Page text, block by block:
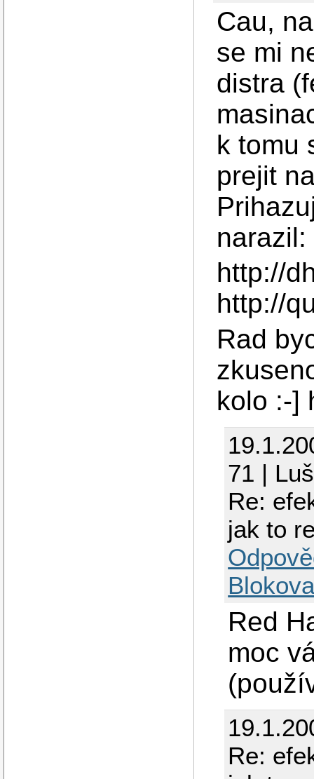
Cau,
se mi
distra
k tomu
prejit
narazil:
http://
http://
Rad
kolo :-]
71 |
Re:
jak to
Red
moc
Re: